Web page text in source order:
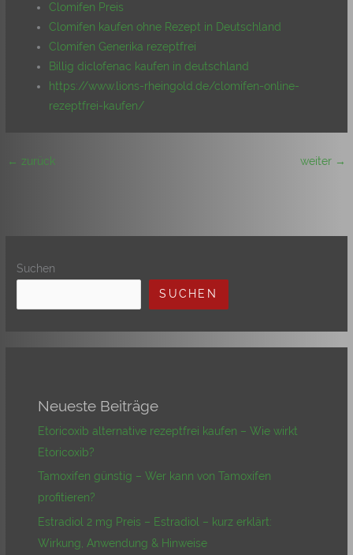
Clomifen Preis
Clomifen kaufen ohne Rezept in Deutschland
Clomifen Generika rezeptfrei
Billig diclofenac kaufen in deutschland
https://www.lions-rheingold.de/clomifen-online-
rezeptfrei-kaufen/
← zurück weiter →
Suchen
SUCHEN
Neueste Beiträge
Etoricoxib alternative rezeptfrei kaufen – Wie wirkt
Etoricoxib?
Tamoxifen günstig – Wer kann von Tamoxifen
profitieren?
Estradiol 2 mg Preis – Estradiol – kurz erklärt:
Wirkung, Anwendung & Hinweise